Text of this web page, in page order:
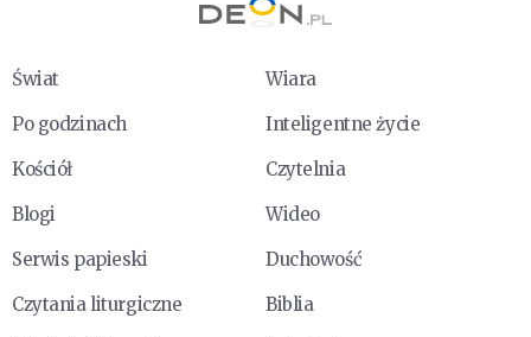
Świat
Wiara
Po godzinach
Inteligentne życie
Kościół
Czytelnia
Blogi
Wideo
Serwis papieski
Duchowość
Czytania liturgiczne
Biblia